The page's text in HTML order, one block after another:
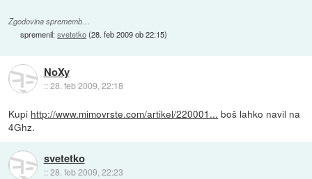
Zgodovina sprememb…
spremenil:svetetko(28. feb 2009 ob 22:15)
NoXy
::28. feb 2009, 22:18
Kupi http://www.mimovrste.com/artikel/220001... boš lahko navil na
4Ghz.
svetetko
::28. feb 2009, 22:23